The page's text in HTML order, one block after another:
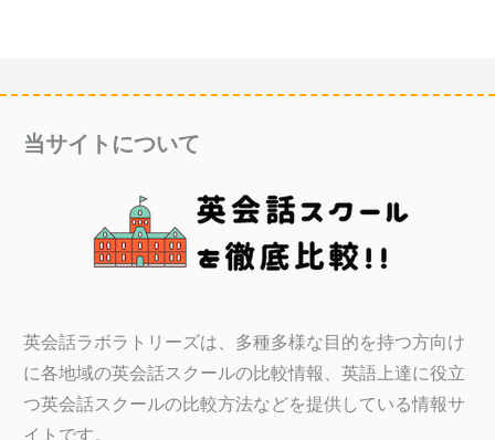
当サイトについて
英会話ラボラトリーズは、多種多様な目的を持つ方向け
に各地域の英会話スクールの比較情報、英語上達に役立
つ英会話スクールの比較方法などを提供している情報サ
イトです。